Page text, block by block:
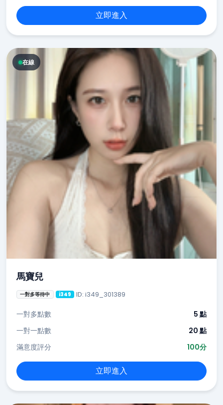
立即進入
在線
馬寶兒
一對多等待中 i349 ID: i349_301389
一對多點數
5 點
一對一點數
20 點
滿意度評分
100分
立即進入